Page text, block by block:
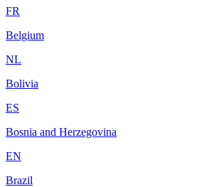
FR
Belgium
NL
Bolivia
ES
Bosnia and Herzegovina
EN
Brazil